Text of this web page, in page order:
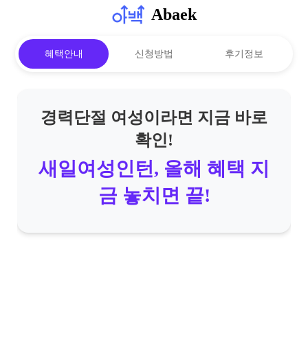
Abaek
혜택안내 신청방법 후기정보
경력단절 여성이라면 지금 바로
확인!
새일여성인턴, 올해 혜택 지
금 놓치면 끝!